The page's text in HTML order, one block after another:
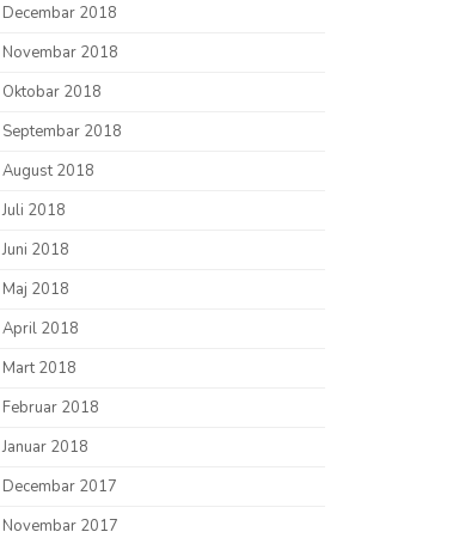
Decembar 2018
Novembar 2018
Oktobar 2018
Septembar 2018
August 2018
Juli 2018
Juni 2018
Maj 2018
April 2018
Mart 2018
Februar 2018
Januar 2018
Decembar 2017
Novembar 2017